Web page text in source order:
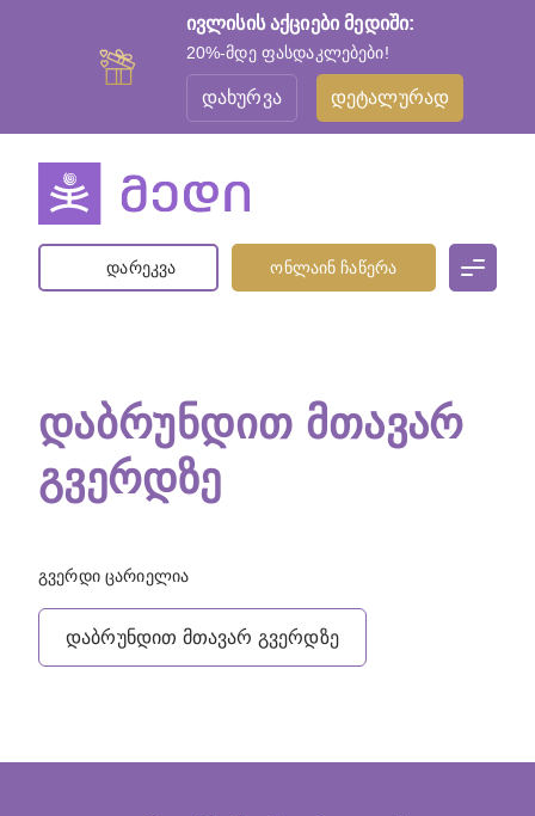
ივლისის აქციები მედიში:
20%-მდე ფასდაკლებები!
დახურვა დეტალურად
დარეკვა ონლაინ ჩაწერა
ᲓᲐᲑᲠᲣᲜᲓᲘᲗ ᲛᲗᲐᲕᲐᲠ
ᲒᲕᲔᲠᲓᲖᲔ
გვერდი ცარიელია
დაბრუნდით მთავარ გვერდზე